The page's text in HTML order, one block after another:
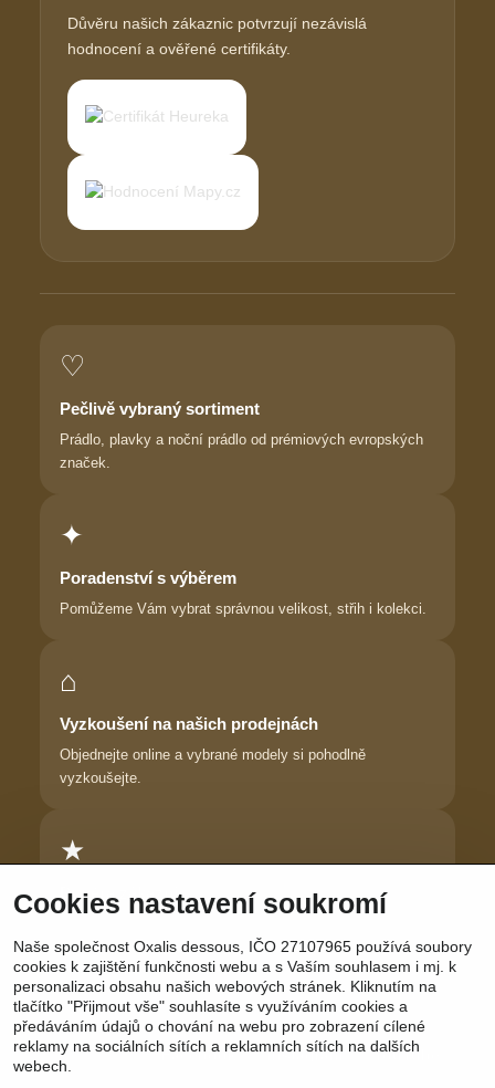
Důvěru našich zákaznic potvrzují nezávislá
hodnocení a ověřené certifikáty.
♡
Pečlivě vybraný sortiment
Prádlo, plavky a noční prádlo od prémiových evropských
značek.
✦
Poradenství s výběrem
Pomůžeme Vám vybrat správnou velikost, střih i kolekci.
⌂
Vyzkoušení na našich prodejnách
Objednejte online a vybrané modely si pohodlně
vyzkoušejte.
★
Důvěra zákaznic
cítí krásně.
Sledujte nás: Facebook | Instagram | YouTube
Cookies nastavení soukromí
Naše společnost Oxalis dessous, IČO 27107965 používá soubory
cookies k zajištění funkčnosti webu a s Vaším souhlasem i mj. k
personalizaci obsahu našich webových stránek. Kliknutím na
tlačítko "Přijmout vše" souhlasíte s využíváním cookies a
předáváním údajů o chování na webu pro zobrazení cílené
reklamy na sociálních sítích a reklamních sítích na dalších
webech.